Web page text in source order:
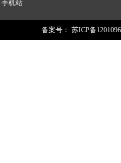
手机站
备案号： 苏ICP备